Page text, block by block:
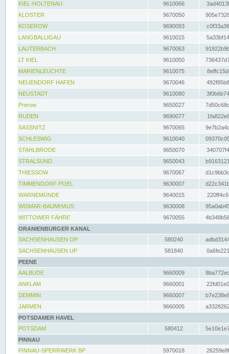
KIEL-HOLTENAU
9610066
KLOSTER
9670050
KOSEROW
9690093
LANGBALLIGAU
9610015
LAUTERBACH
9670063
LT KIEL
9610050
MARIENLEUCHTE
9610075
NEUENDORF HAFEN
9670046
NEUSTADT
9610080
Prerow
9650027
RUDEN
9690077
SASSNITZ
9670065
SCHLESWIG
9610040
STAHLBRODE
9650070
STRALSUND
9650043
THIESSOW
9670067
TIMMENDORF POEL
9630007
WARNEMÜNDE
9640015
WISMAR-BAUMHAUS
9630008
WITTOWER FÄHRE
9670055
ORANIENBURGER KANAL
SACHSENHAUSEN OP
580240
SACHSENHAUSEN UP
581840
PEENE
AALBUDE
9660009
ANKLAM
9660001
DEMMIN
9660007
JARMEN
9660005
POTSDAMER HAVEL
POTSDAM
580412
PINNAU
PINNAU-SPERRWERK BP
5970018